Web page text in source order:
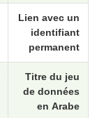
Lien avec un
identifiant
permanent
Titre du jeu
de données
en Arabe